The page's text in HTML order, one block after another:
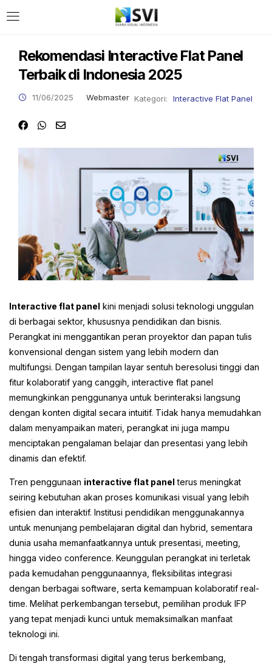
Rekomendasi Interactive Flat Panel
Terbaik di Indonesia 2025
11/06/2025 Webmaster Kategori: Interactive Flat Panel
Interactive flat panel kini menjadi solusi teknologi unggulan
di berbagai sektor, khususnya pendidikan dan bisnis.
Perangkat ini menggantikan peran proyektor dan papan tulis
konvensional dengan sistem yang lebih modern dan
multifungsi. Dengan tampilan layar sentuh beresolusi tinggi dan
fitur kolaboratif yang canggih, interactive flat panel
memungkinkan penggunanya untuk berinteraksi langsung
dengan konten digital secara intuitif. Tidak hanya memudahkan
dalam menyampaikan materi, perangkat ini juga mampu
menciptakan pengalaman belajar dan presentasi yang lebih
dinamis dan efektif.
Tren penggunaan interactive flat panel terus meningkat
seiring kebutuhan akan proses komunikasi visual yang lebih
efisien dan interaktif. Institusi pendidikan menggunakannya
untuk menunjang pembelajaran digital dan hybrid, sementara
dunia usaha memanfaatkannya untuk presentasi, meeting,
hingga video conference. Keunggulan perangkat ini terletak
pada kemudahan penggunaannya, fleksibilitas integrasi
dengan berbagai software, serta kemampuan kolaboratif real-
time. Melihat perkembangan tersebut, pemilihan produk IFP
yang tepat menjadi kunci untuk memaksimalkan manfaat
teknologi ini.
Di tengah transformasi digital yang terus berkembang,